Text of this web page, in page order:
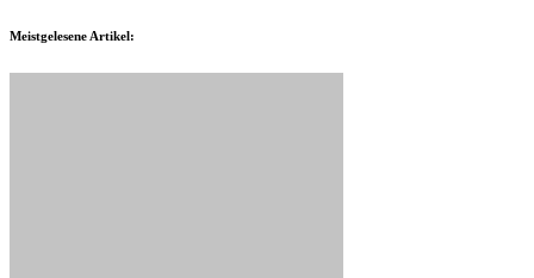
Meistgelesene Artikel: